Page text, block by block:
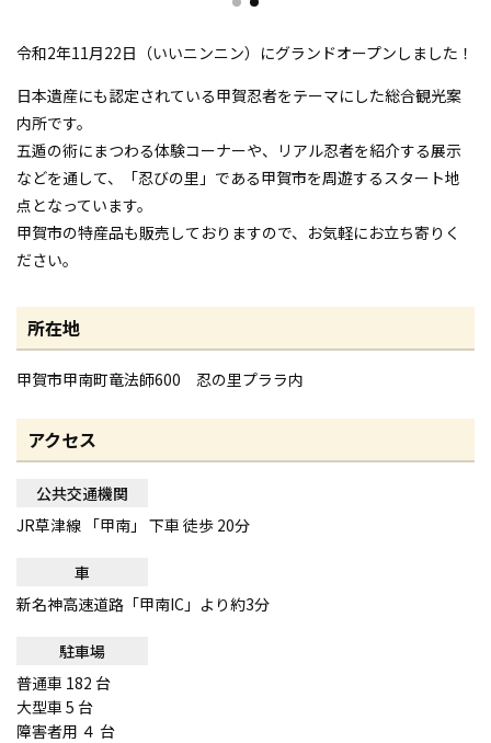
令和2年11月22日（いいニンニン）にグランドオープンしました！
日本遺産にも認定されている甲賀忍者をテーマにした総合観光案
内所です。
五遁の術にまつわる体験コーナーや、リアル忍者を紹介する展示
などを通して、「忍びの里」である甲賀市を周遊するスタート地
点となっています。
甲賀市の特産品も販売しておりますので、お気軽にお立ち寄りく
ださい。
所在地
甲賀市甲南町竜法師600 忍の里プララ内
アクセス
公共交通機関
JR草津線 「甲南」 下車 徒歩 20分
車
新名神高速道路「甲南IC」より約3分
駐車場
普通車 182 台
大型車 5 台
障害者用 ４ 台